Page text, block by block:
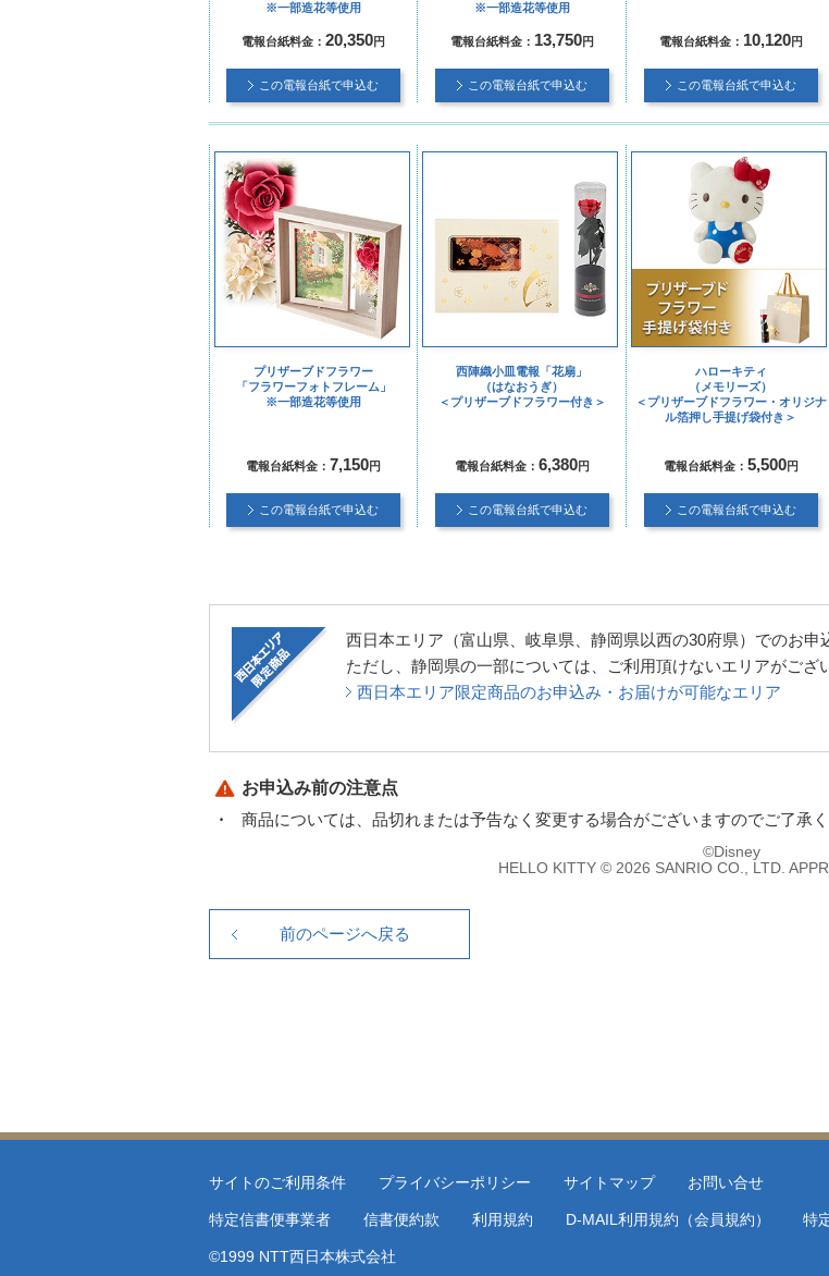
※一部造花等使用
電報台紙料金： 20,350円
この電報台紙で申込む
※一部造花等使用
電報台紙料金： 13,750円
この電報台紙で申込む
電報台紙料金： 10,120円
この電報台紙で申込む
プリザーブドフラワー
「フラワーフォトフレーム」
※一部造花等使用
電報台紙料金： 7,150円
この電報台紙で申込む
西陣織小皿電報「花扇」
（はなおうぎ）
＜プリザーブドフラワー付き＞
電報台紙料金： 6,380円
この電報台紙で申込む
ハローキティ
（メモリーズ）
＜プリザーブドフラワー・オリジナ
ル箔押し手提げ袋付き＞
電報台紙料金： 5,500円
この電報台紙で申込む
西日本エリア（富山県、岐阜県、静岡県以西の30府県）でのお申
ただし、静岡県の一部については、ご利用頂けないエリアがござ
西日本エリア限定商品のお申込み・お届けが可能なエリア
お申込み前の注意点
商品については、品切れまたは予告なく変更する場合がございますのでご了承く
©Disney
HELLO KITTY © 2026 SANRIO CO., LTD.
サイトのご利用条件 プライバシーポリシー サイトマップ お問い合せ
特定信書便事業者 信書便約款 利用規約 D-MAIL利用規約（会員規約） 特
©1999 NTT西日本株式会社